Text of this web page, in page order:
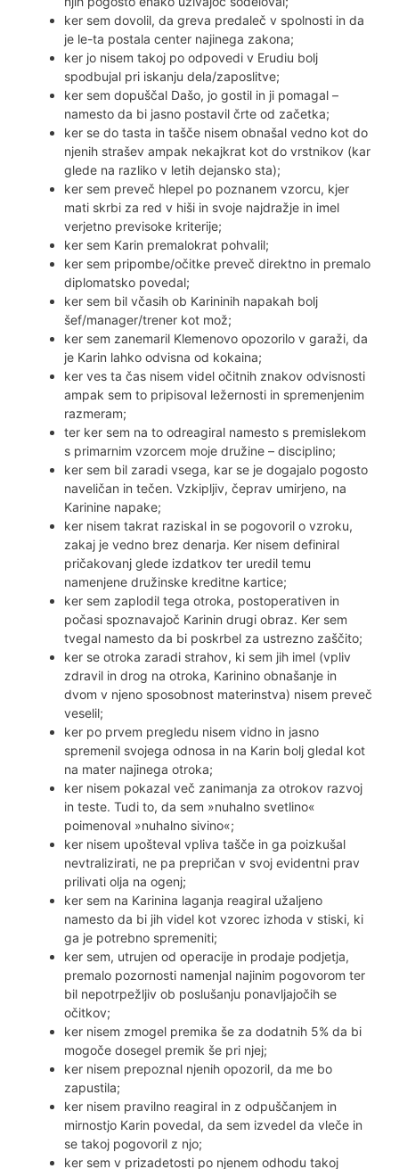
ker sem dovolil, da greva predaleč v spolnosti in da
je le-ta postala center najinega zakona;
ker jo nisem takoj po odpovedi v Erudiu bolj
spodbujal pri iskanju dela/zaposlitve;
ker sem dopuščal Dašo, jo gostil in ji pomagal –
namesto da bi jasno postavil črte od začetka;
ker se do tasta in tašče nisem obnašal vedno kot do
njenih strašev ampak nekajkrat kot do vrstnikov (kar
glede na razliko v letih dejansko sta);
ker sem preveč hlepel po poznanem vzorcu, kjer
mati skrbi za red v hiši in svoje najdražje in imel
verjetno previsoke kriterije;
ker sem Karin premalokrat pohvalil;
ker sem pripombe/očitke preveč direktno in premalo
diplomatsko povedal;
ker sem bil včasih ob Karininih napakah bolj
šef/manager/trener kot mož;
ker sem zanemaril Klemenovo opozorilo v garaži, da
je Karin lahko odvisna od kokaina;
ker ves ta čas nisem videl očitnih znakov odvisnosti
ampak sem to pripisoval ležernosti in spremenjenim
razmeram;
ter ker sem na to odreagiral namesto s premislekom
s primarnim vzorcem moje družine – disciplino;
ker sem bil zaradi vsega, kar se je dogajalo pogosto
naveličan in tečen. Vzkipljiv, čeprav umirjeno, na
Karinine napake;
ker nisem takrat raziskal in se pogovoril o vzroku,
zakaj je vedno brez denarja. Ker nisem definiral
pričakovanj glede izdatkov ter uredil temu
namenjene družinske kreditne kartice;
ker sem zaplodil tega otroka, postoperativen in
počasi spoznavajoč Karinin drugi obraz. Ker sem
tvegal namesto da bi poskrbel za ustrezno zaščito;
ker se otroka zaradi strahov, ki sem jih imel (vpliv
zdravil in drog na otroka, Karinino obnašanje in
dvom v njeno sposobnost materinstva) nisem preveč
veselil;
ker po prvem pregledu nisem vidno in jasno
spremenil svojega odnosa in na Karin bolj gledal kot
na mater najinega otroka;
ker nisem pokazal več zanimanja za otrokov razvoj
in teste. Tudi to, da sem »nuhalno svetlino«
poimenoval »nuhalno sivino«;
ker nisem upošteval vpliva tašče in ga poizkušal
nevtralizirati, ne pa prepričan v svoj evidentni prav
prilivati olja na ogenj;
ker sem na Karinina laganja reagiral užaljeno
namesto da bi jih videl kot vzorec izhoda v stiski, ki
ga je potrebno spremeniti;
ker sem, utrujen od operacije in prodaje podjetja,
premalo pozornosti namenjal najinim pogovorom ter
bil nepotrpežljiv ob poslušanju ponavljajočih se
očitkov;
ker nisem zmogel premika še za dodatnih 5% da bi
mogoče dosegel premik še pri njej;
ker nisem prepoznal njenih opozoril, da me bo
zapustila;
ker nisem pravilno reagiral in z odpuščanjem in
mirnostjo Karin povedal, da sem izvedel da vleče in
se takoj pogovoril z njo;
ker sem v prizadetosti po njenem odhodu takoj